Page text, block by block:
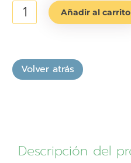
Afilador
sacapuntas
Añadir al carrito
Descripción del